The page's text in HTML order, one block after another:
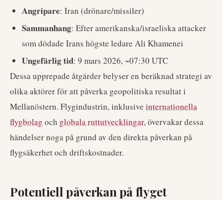
Angripare: Iran (drönare/missiler)
Sammanhang: Efter amerikanska/israeliska attacker
som dödade Irans högste ledare Ali Khamenei
Ungefärlig tid: 9 mars 2026, ~07:30 UTC
Dessa upprepade åtgärder belyser en beräknad strategi av
olika aktörer för att påverka geopolitiska resultat i
Mellanöstern. Flygindustrin, inklusive internationella
flygbolag och globala ruttutvecklingar, övervakar dessa
händelser noga på grund av den direkta påverkan på
flygsäkerhet och driftskostnader.
Potentiell påverkan på flyget